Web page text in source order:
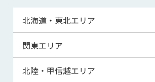
北海道・東北エリア
北海道
青森県
関東エリア
東京都
北陸・甲信越エリア